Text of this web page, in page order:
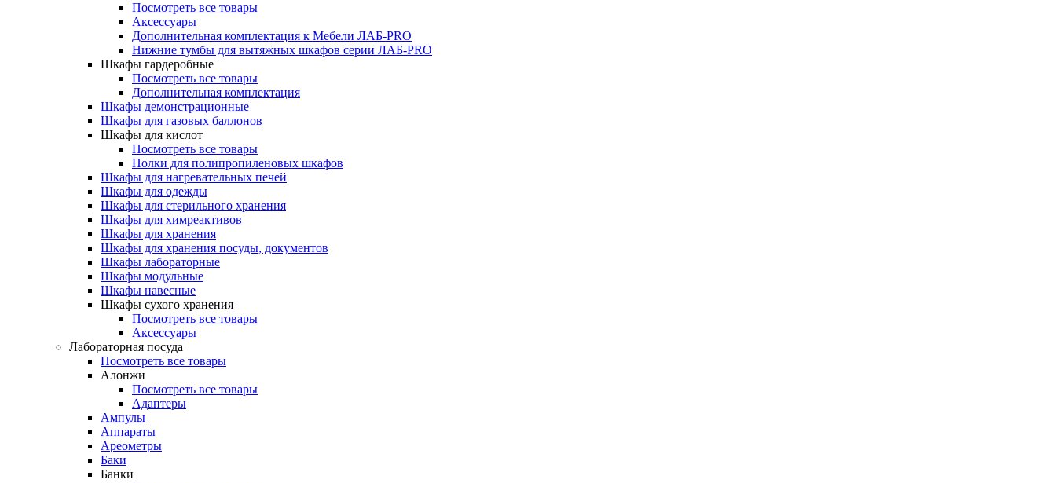
Посмотреть все товары
Аксессуары
Дополнительная комплектация к Мебели ЛАБ-PRO
Нижние тумбы для вытяжных шкафов серии ЛАБ-PRO
Шкафы гардеробные
Посмотреть все товары
Дополнительная комплектация
Шкафы демонстрационные
Шкафы для газовых баллонов
Шкафы для кислот
Посмотреть все товары
Полки для полипропиленовых шкафов
Шкафы для нагревательных печей
Шкафы для одежды
Шкафы для стерильного хранения
Шкафы для химреактивов
Шкафы для хранения
Шкафы для хранения посуды, документов
Шкафы лабораторные
Шкафы модульные
Шкафы навесные
Шкафы сухого хранения
Посмотреть все товары
Аксессуары
Лабораторная посуда
Посмотреть все товары
Алонжи
Посмотреть все товары
Адаптеры
Ампулы
Аппараты
Ареометры
Баки
Банки